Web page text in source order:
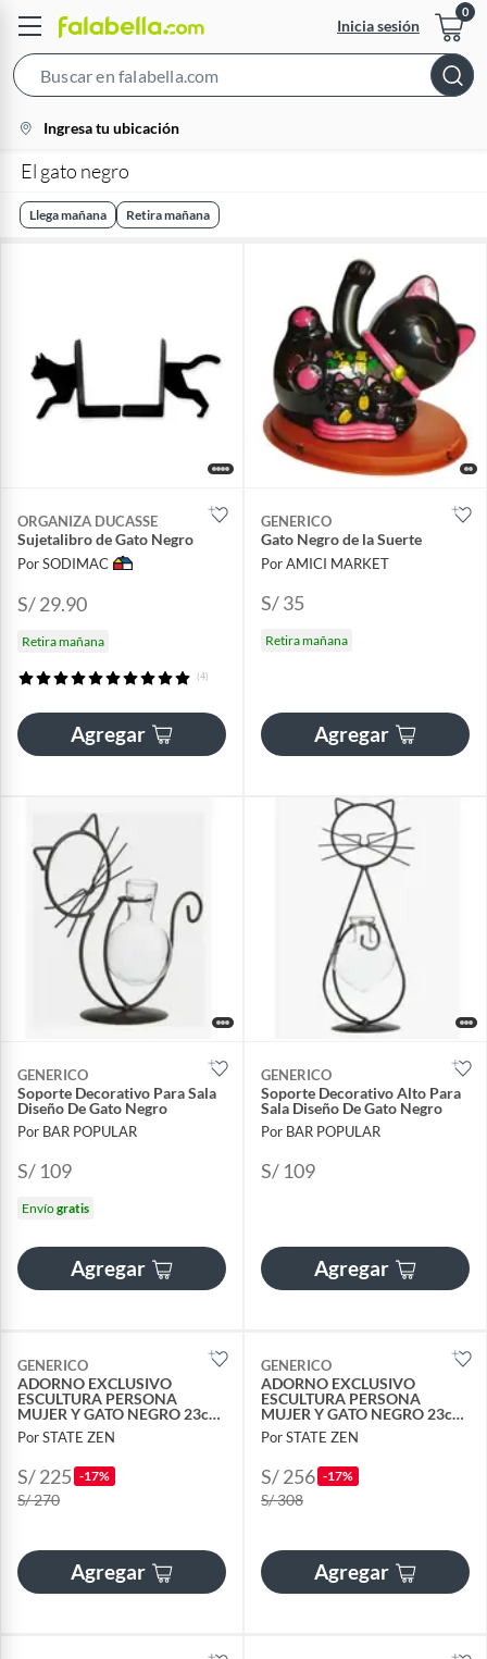
Inicia sesión
Bar
location-
icon
Ingresa tu ubicación
El gato negro
Llega mañana Retira mañana
ORGANIZA DUCASSE
Sujetalibro de Gato Negro
Por SODIMAC
S/ 29.90
Retira mañana
(4)
Agregar
GENERICO
Gato Negro de la Suerte
Por AMICI MARKET
S/ 35
Retira mañana
Agregar
GENERICO
Soporte Decorativo Para Sala
Diseño De Gato Negro
Por BAR POPULAR
S/ 109
Envíogratis
Agregar
GENERICO
Soporte Decorativo Alto Para
Sala Diseño De Gato Negro
Por BAR POPULAR
S/ 109
Agregar
GENERICO
ADORNO EXCLUSIVO
ESCULTURA PERSONA
MUJER Y GATO NEGRO 23cm
x 16cm x 15cm
Por STATE ZEN
S/ 225 -17%
S/ 270
Agregar
GENERICO
ADORNO EXCLUSIVO
ESCULTURA PERSONA
MUJER Y GATO NEGRO 23cm
x 22cm x 9cm
Por STATE ZEN
S/ 256 -17%
S/ 308
Agregar